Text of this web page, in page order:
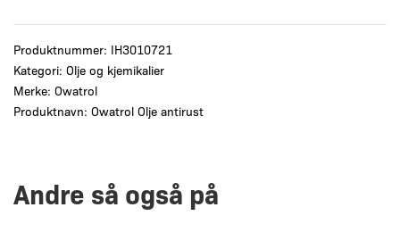
Produktnummer: IH3010721
Kategori: Olje og kjemikalier
Merke: Owatrol
Produktnavn: Owatrol Olje antirust
Andre så også på